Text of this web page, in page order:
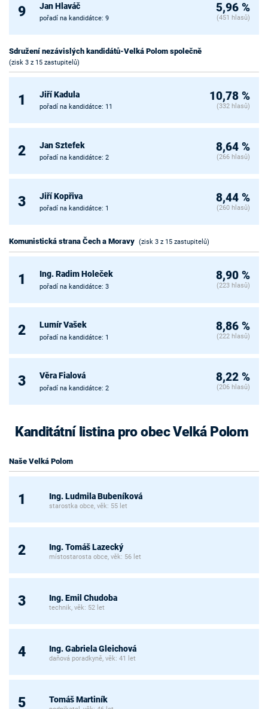
9 Jan Hlaváč
pořadí na kandidátce: 9
5,96 %
(451 hlasů)
Sdružení nezávislých kandidátů-Velká Polom společně
(zisk 3 z 15 zastupitelů)
1 Jiří Kadula
pořadí na kandidátce: 11
10,78 %
(332 hlasů)
2 Jan Sztefek
pořadí na kandidátce: 2
8,64 %
(266 hlasů)
3 Jiří Kopřiva
pořadí na kandidátce: 1
8,44 %
(260 hlasů)
Komunistická strana Čech a Moravy (zisk 3 z 15 zastupitelů)
1 Ing. Radim Holeček
pořadí na kandidátce: 3
8,90 %
(223 hlasů)
2 Lumír Vašek
pořadí na kandidátce: 1
8,86 %
(222 hlasů)
3 Věra Fialová
pořadí na kandidátce: 2
8,22 %
(206 hlasů)
Kanditátní listina pro obec Velká Polom
Naše Velká Polom
1 Ing. Ludmila Bubeníková
starostka obce, věk: 55 let
2 Ing. Tomáš Lazecký
místostarosta obce, věk: 56 let
3 Ing. Emil Chudoba
technik, věk: 52 let
4 Ing. Gabriela Gleichová
daňová poradkyně, věk: 41 let
5 Tomáš Martiník